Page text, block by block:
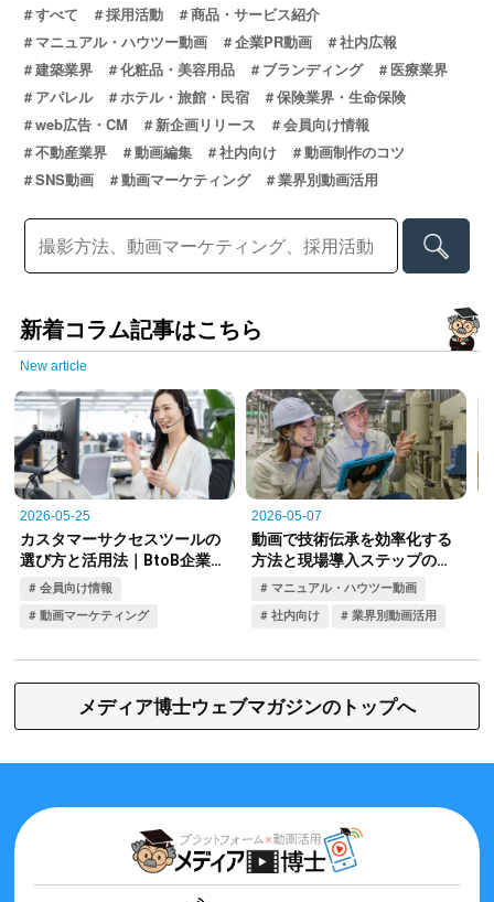
すべて 採用活動
商品・サービス紹介
マニュアル・ハウツー動画
企業PR動画
社内広報
建築業界
化粧品・美容用品 ブランディング
医療業界
アパレル
ホテル・旅館・民宿
保険業界・生命保険
web広告・CM
新企画リリース
会員向け情報
不動産業界
動画編集 社内向け
動画制作のコツ
SNS動画
動画マーケティング 業界別動画活用
新着コラム記事はこちら
New article
メディア博士ウェブマガジンのトップへ